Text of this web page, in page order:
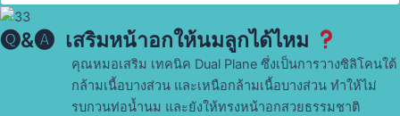
🅠&🅐 ​ เสริมหน้าอกให้นมลูกได้ไหม
คุณหมอเสริม เทคนิค Dual Plane ซึ่งเป็นการวางซิลิโคนใต้
กล้ามเนื้อบางส่วน และเหนือกล้ามเนื้อบางส่วน ทำให้ไม่
รบกวนท่อน้ำนม และยังให้ทรงหน้าอกสวยธรรมชาติ